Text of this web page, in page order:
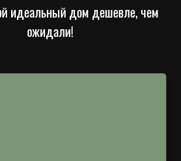
идеальный дом дешевле, чем
ожидали!